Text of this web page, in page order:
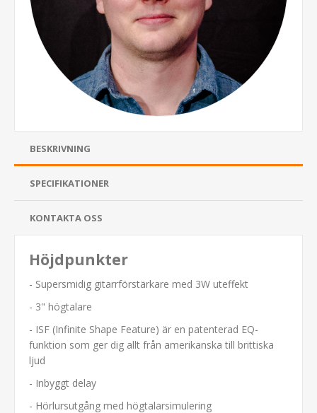
BESKRIVNING
SPECIFIKATIONER
KONTAKTA OSS
Höjdpunkter
- Supersmidig gitarrförstärkare med 3W uteffekt
- 3" högtalare
- ISF (Infinite Shape Feature) är en patenterad EQ-
funktion som ger dig allt från amerikanska till brittiska
ljud
- Inbyggt delay
- Hörlursutgång med högtalarsimulering